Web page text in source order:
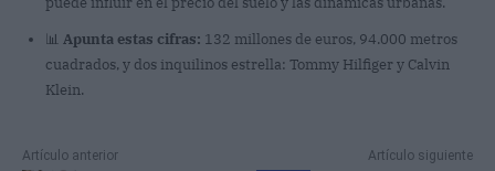
📊 Apunta estas cifras: 132 millones de euros, 94.000 metros
cuadrados, y dos inquilinos estrella: Tommy Hilfiger y Calvin
Klein.
Artículo anterior
Artículo siguiente